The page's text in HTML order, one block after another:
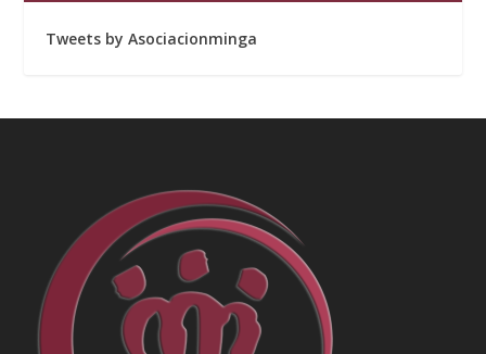
Tweets by Asociacionminga